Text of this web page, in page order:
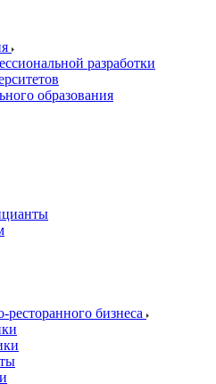
разработки
образования
бизнеса